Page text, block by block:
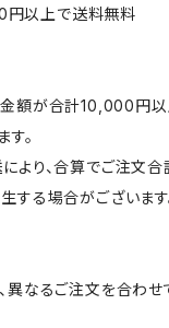
以上で送料無料
額が合計10,000円
。
より、合算でご注文
する場合がございます
異なるご注文を合わ